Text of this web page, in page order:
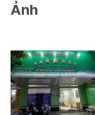
Ảnh